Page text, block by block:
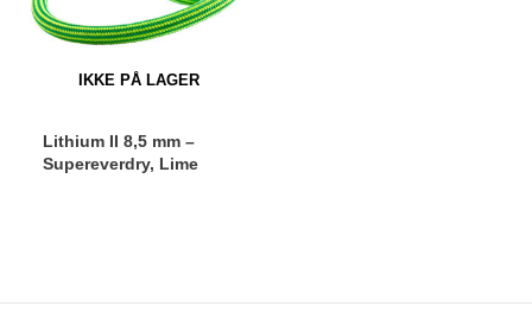
IKKE PÅ LAGER
Lithium II 8,5 mm –
Supereverdry, Lime